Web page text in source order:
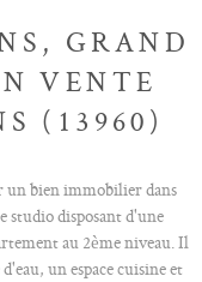
GRAND
VENTE
(13960)
un bien immobilier dans
studio disposant d'une
au 2ème niveau. Il
un espace cuisine et